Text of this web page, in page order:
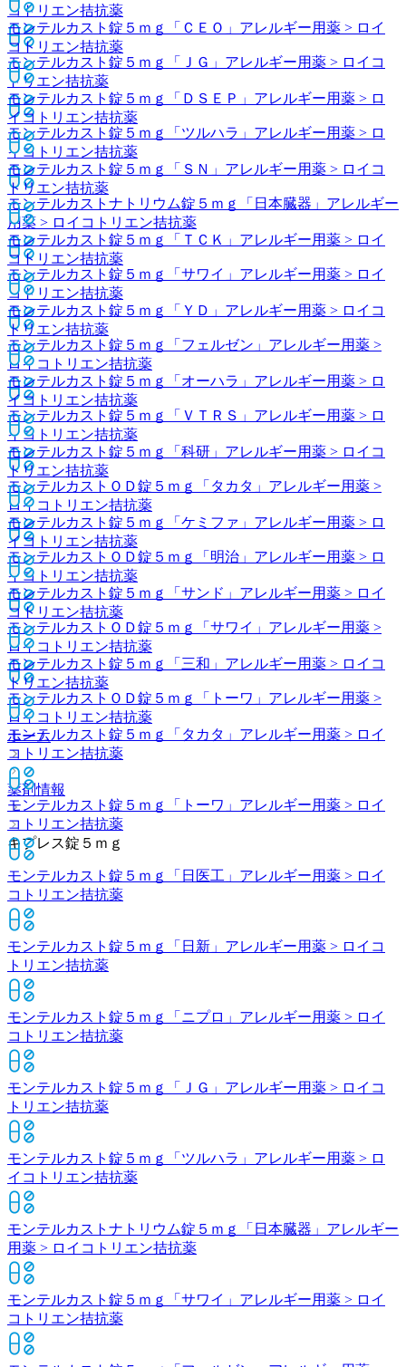
コトリエン拮抗薬
モンテルカスト錠５ｍｇ「ＪＧ」 アレルギー用薬 > ロイコ
トリエン拮抗薬
モンテルカスト錠５ｍｇ「ツルハラ」 アレルギー用薬 > ロ
イコトリエン拮抗薬
モンテルカストナトリウム錠５ｍｇ「日本臓器」 アレルギー
用薬 > ロイコトリエン拮抗薬
モンテルカスト錠５ｍｇ「サワイ」 アレルギー用薬 > ロイ
コトリエン拮抗薬
モンテルカスト錠５ｍｇ「フェルゼン」 アレルギー用薬 >
ロイコトリエン拮抗薬
モンテルカスト錠５ｍｇ「ＶＴＲＳ」 アレルギー用薬 > ロ
イコトリエン拮抗薬
モンテルカストＯＤ錠５ｍｇ「タカタ」 アレルギー用薬 >
ロイコトリエン拮抗薬
モンテルカストＯＤ錠５ｍｇ「明治」 アレルギー用薬 > ロ
イコトリエン拮抗薬
モンテルカストＯＤ錠５ｍｇ「サワイ」 アレルギー用薬 >
ロイコトリエン拮抗薬
モンテルカストＯＤ錠５ｍｇ「トーワ」 アレルギー用薬 >
ロイコトリエン拮抗薬
ホーム
薬剤情報
キプレス錠５ｍｇ
モンテルカスト錠５ｍｇ「ＣＥＯ」 アレルギー用薬 > ロイ
コトリエン拮抗薬
モンテルカスト錠５ｍｇ「ＤＳＥＰ」 アレルギー用薬 > ロ
イコトリエン拮抗薬
モンテルカスト錠５ｍｇ「ＳＮ」 アレルギー用薬 > ロイコ
トリエン拮抗薬
モンテルカスト錠５ｍｇ「ＴＣＫ」 アレルギー用薬 > ロイ
コトリエン拮抗薬
モンテルカスト錠５ｍｇ「ＹＤ」 アレルギー用薬 > ロイコ
トリエン拮抗薬
モンテルカスト錠５ｍｇ「オーハラ」 アレルギー用薬 > ロ
イコトリエン拮抗薬
モンテルカスト錠５ｍｇ「科研」 アレルギー用薬 > ロイコ
トリエン拮抗薬
モンテルカスト錠５ｍｇ「ケミファ」 アレルギー用薬 > ロ
イコトリエン拮抗薬
モンテルカスト錠５ｍｇ「サンド」 アレルギー用薬 > ロイ
コトリエン拮抗薬
モンテルカスト錠５ｍｇ「三和」 アレルギー用薬 > ロイコ
トリエン拮抗薬
モンテルカスト錠５ｍｇ「タカタ」 アレルギー用薬 > ロイ
コトリエン拮抗薬
モンテルカスト錠５ｍｇ「トーワ」 アレルギー用薬 > ロイ
コトリエン拮抗薬
モンテルカスト錠５ｍｇ「日医工」 アレルギー用薬 > ロイ
コトリエン拮抗薬
モンテルカスト錠５ｍｇ「日新」 アレルギー用薬 > ロイコ
トリエン拮抗薬
モンテルカスト錠５ｍｇ「ニプロ」 アレルギー用薬 > ロイ
コトリエン拮抗薬
モンテルカスト錠５ｍｇ「ＪＧ」 アレルギー用薬 > ロイコ
トリエン拮抗薬
モンテルカスト錠５ｍｇ「ツルハラ」 アレルギー用薬 > ロ
イコトリエン拮抗薬
モンテルカストナトリウム錠５ｍｇ「日本臓器」 アレルギー
用薬 > ロイコトリエン拮抗薬
モンテルカスト錠５ｍｇ「サワイ」 アレルギー用薬 > ロイ
コトリエン拮抗薬